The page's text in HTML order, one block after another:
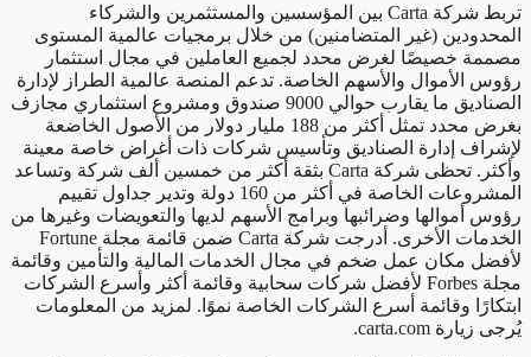
تربط شركة Carta بين المؤسسين والمستثمرين والشركاء
المحدودين (غير المتضامنين) من خلال برمجيات عالمية المستوى
مصممة خصيصًا لغرض محدد لجميع العاملين في مجال استثمار
رؤوس الأموال والأسهم الخاصة. تدعم المنصة عالمية الطراز لإدارة
الصناديق ما يقارب حوالي 9000 صندوق ومشروع استثماري مجازف
بغرض محدد تمثل أكثر من 188 مليار دولار من الأصول الخاضعة
لإشراف إدارة الصناديق وتأسيس شركات ذات أغراض خاصة معينة
وأكثر. تحظى شركة Carta بثقة أكثر من خمسين ألف شركة وتساعد
المشروعات الخاصة في أكثر من 160 دولة وتدير جداول تقييم
رؤوس أموالها وضرائبها وبرامج الأسهم لديها والتعويضات وغيرها من
الخدمات الأخرى. أدرجت شركة Carta ضمن قائمة مجلة Fortune
لأفضل مكان عمل ضخم في مجال الخدمات المالية والتأمين وقائمة
مجلة Forbes لأفضل شركات سحابية وقائمة أكثر وأسرع الشركات
ابتكارًا وقائمة أسرع الشركات الخاصة نموًا. لمزيد من المعلومات
يُرجى زيارة carta.com.